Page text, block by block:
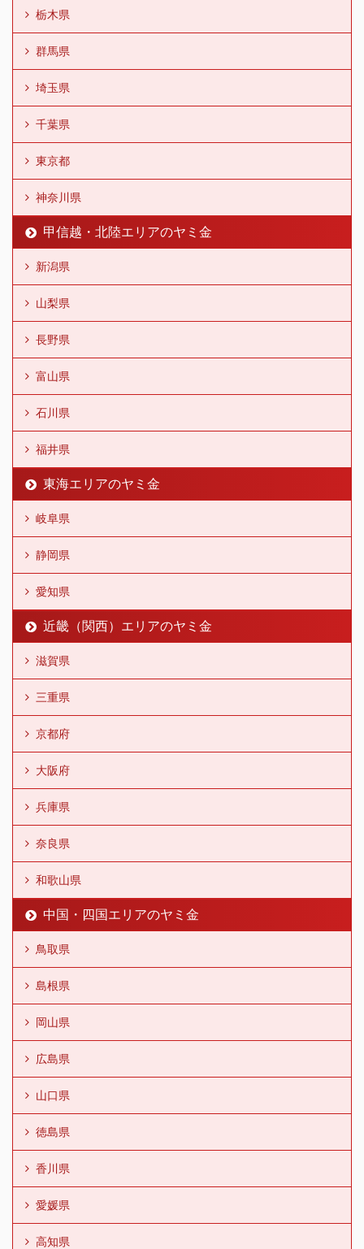
栃木県
群馬県
埼玉県
千葉県
東京都
神奈川県
甲信越・北陸エリアのヤミ金
新潟県
山梨県
長野県
富山県
石川県
福井県
東海エリアのヤミ金
岐阜県
静岡県
愛知県
近畿（関西）エリアのヤミ金
滋賀県
三重県
京都府
大阪府
兵庫県
奈良県
和歌山県
中国・四国エリアのヤミ金
鳥取県
島根県
岡山県
広島県
山口県
徳島県
香川県
愛媛県
高知県